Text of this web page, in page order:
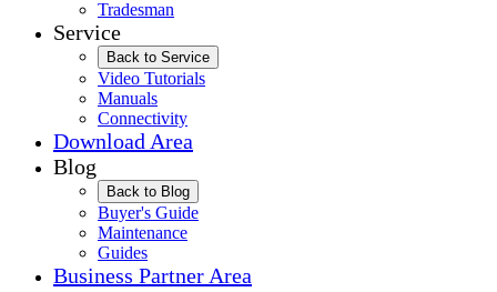
Tradesman
Service
Back to Service
Video Tutorials
Manuals
Connectivity
Download Area
Blog
Back to Blog
Buyer's Guide
Maintenance
Guides
Business Partner Area